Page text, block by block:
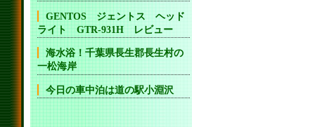
GENTOS ジェントス ヘッド
ライト GTR-931H レビュー
海水浴！千葉県長生郡長生村の
一松海岸
今日の車中泊は道の駅小淵沢